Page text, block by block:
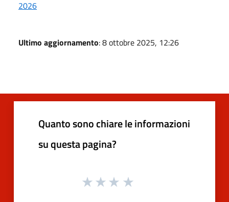
2026
Ultimo aggiornamento: 8 ottobre 2025, 12:26
Quanto sono chiare le informazioni
su questa pagina?